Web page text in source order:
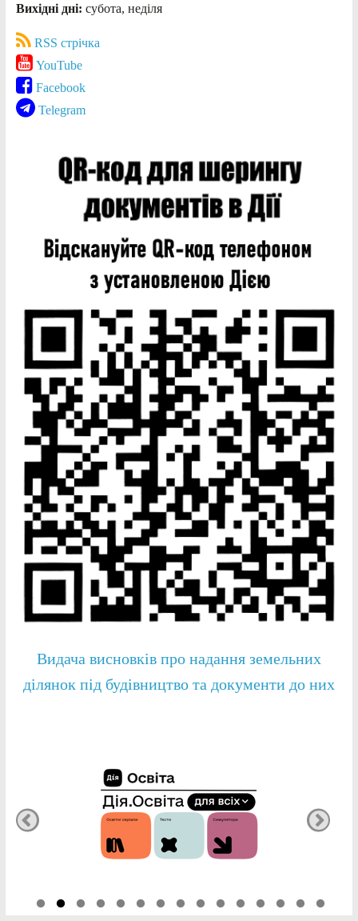
Вихідні дні: субота, неділя
RSS стрічка
YouTube
Facebook
Telegram
Видача висновків про надання земельних
ділянок під будівництво та документи до них